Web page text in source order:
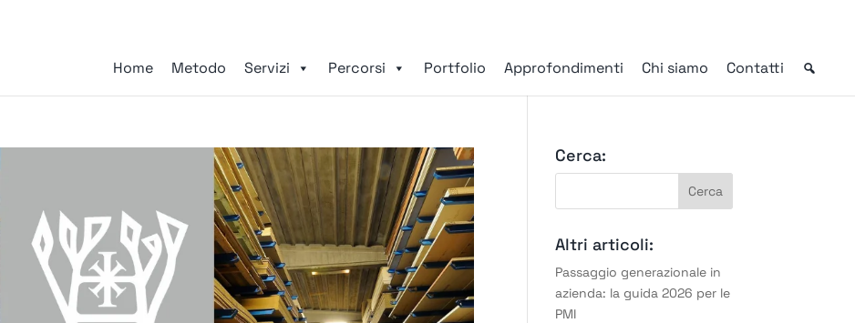
Home Metodo Servizi Percorsi Portfolio Approfondimenti Chi siamo Contatti
Cerca:
Altri articoli:
Passaggio generazionale in
azienda: la guida 2026 per le
PMI